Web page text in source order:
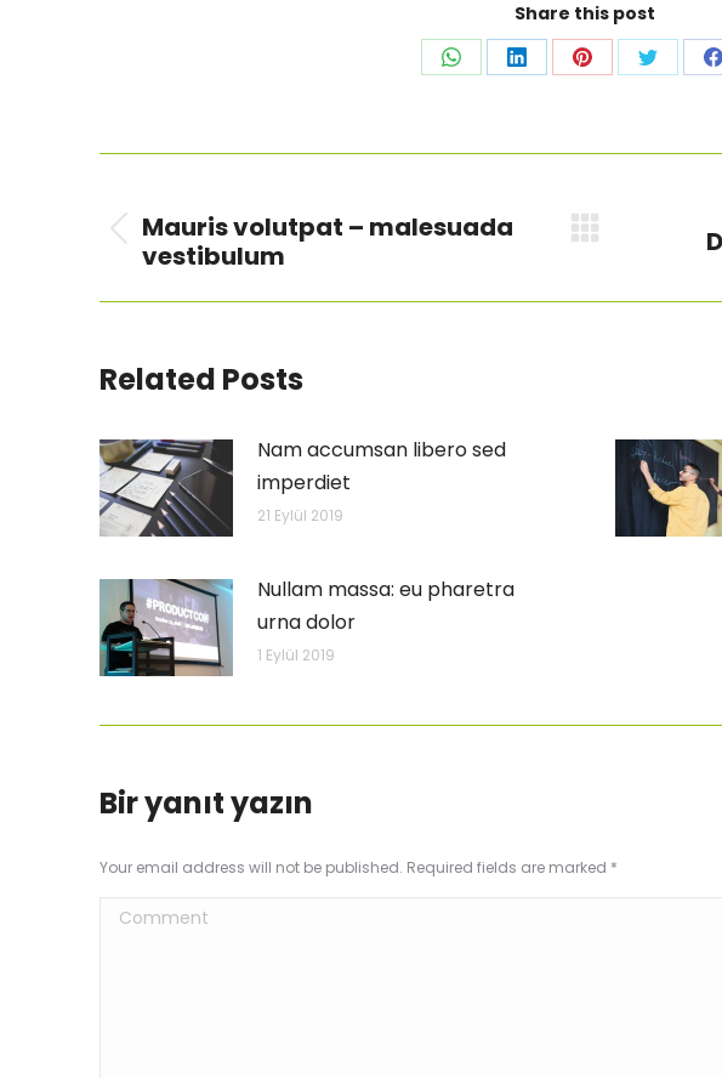
Share this post
Share Share Share Share
Post
navigation
Previous
Mauris volutpat – malesuada
vestibulum
Related Posts
Nam accumsan libero sed
imperdiet
21 Eylül 2019
Nullam massa: eu pharetra
urna dolor
1 Eylül 2019
Bir yanıt yazın
Your email address will not be published. Required fields are marked *
Comment